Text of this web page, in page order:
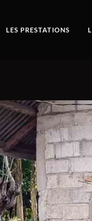
LES PRESTATIONS